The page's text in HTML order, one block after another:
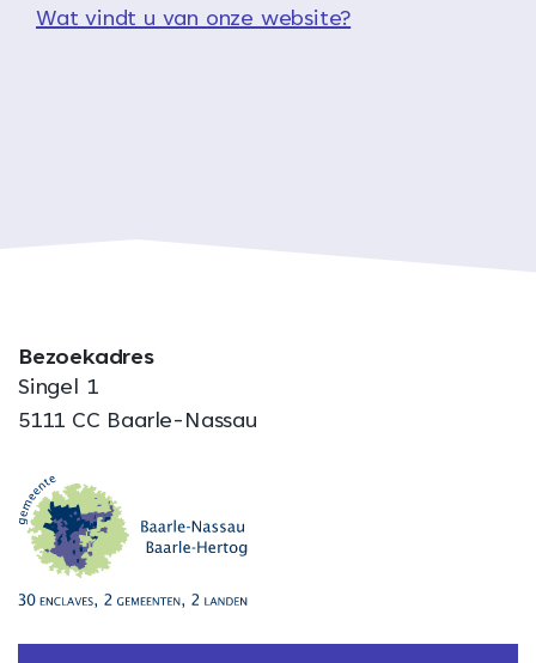
Wat vindt u van onze website?
Bezoekadres
Singel 1
5111 CC Baarle-Nassau